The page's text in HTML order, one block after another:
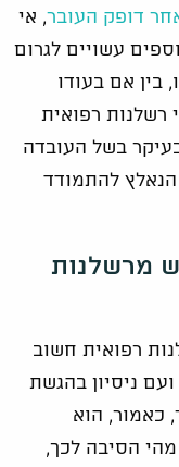
דופק העובר, אי
עשויים לגרום
בין אם בעודו
רשלנות רפואית
בשל העובדה
הנאלץ להתמודד
מרשלנות
רפואית חשוב
ניסיון בהגשת
כאמור, הוא
הסיבה לכך,